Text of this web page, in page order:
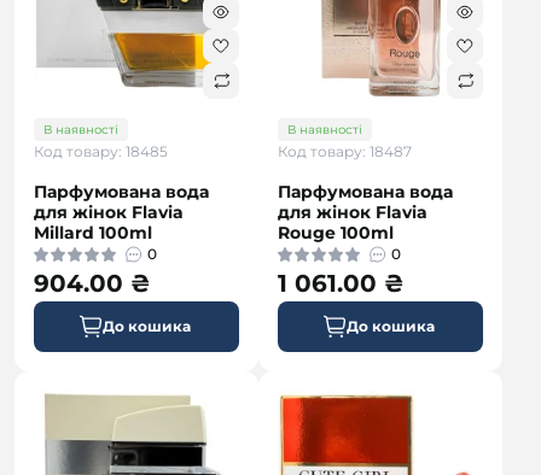
В наявності
Код товару: 18485
Парфумована вода
для жінок Flavia
Millard 100ml
0
904.00 ₴
До кошика
В наявності
Код товару: 18487
Парфумована вода
для жінок Flavia
Rouge 100ml
0
1 061.00 ₴
До кошика